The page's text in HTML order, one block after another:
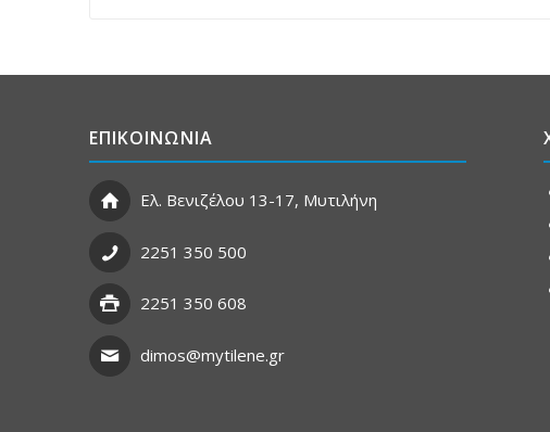
ΕΠΙΚΟΙΝΩΝΙΑ
Ελ. Βενιζέλου 13-17, Μυτιλήνη
2251 350 500
2251 350 608
dimos@mytilene.gr